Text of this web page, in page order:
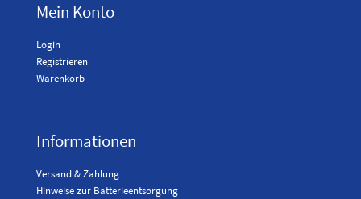
Mein Konto
Login
Registrieren
Warenkorb
Informationen
Versand & Zahlung
Hinweise zur Batterieentsorgung